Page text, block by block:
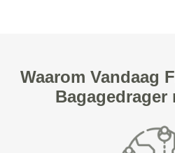
Waarom Vandaag
Bagagedrager